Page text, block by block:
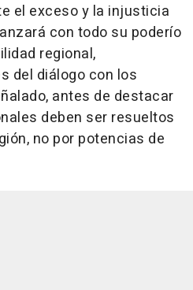
el exceso y la injusticia
con todo su poderío
regional,
del diálogo con los
antes de destacar
deben ser resueltos
no por potencias de